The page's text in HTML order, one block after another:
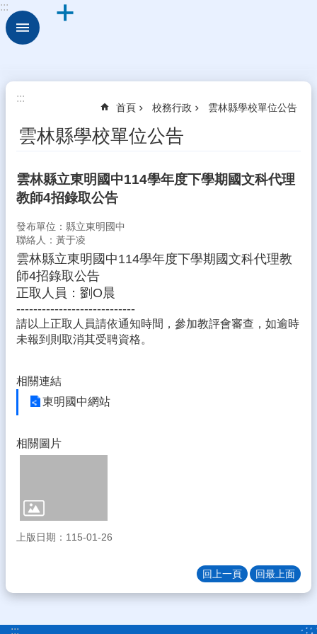
跳到主要內容區塊
進
認
本
校
政
處
校
務
行
政
校
務
E
課
校
宣
導
雲
藝
:::
:::
首頁 校務行政 雲林縣學校單位公告
雲林縣學校單位公告
雲林縣立東明國中114學年度下學期國文科代理
教師4招錄取公告
發布單位：縣立東明國中
聯絡人：黃于凌
雲林縣立東明國中114學年度下學期國文科代理教
師4招錄取公告
正取人員：劉O晨
----------------------------
請以上正取人員請依通知時間，參加教評會審查，如逾時
未報到則取消其受聘資格。
相關連結
東明國中網站
相關圖片
上版日期：115-01-26
回上一頁 回最上面
:::